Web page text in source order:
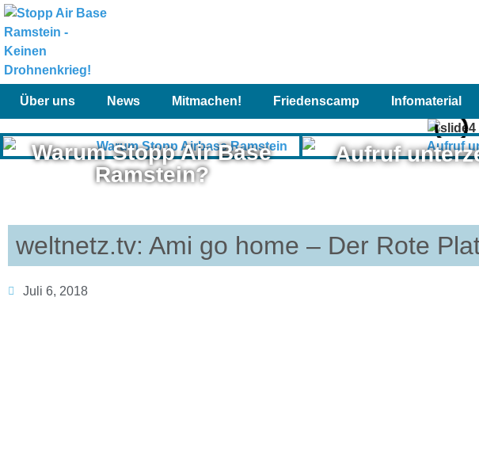
Über uns News Mitmachen! Friedenscamp Infomaterial
Warum Stopp Air Base
Ramstein?
Aufruf
weltnetz.tv: Ami go home – Der Rote
Juli 6, 2018